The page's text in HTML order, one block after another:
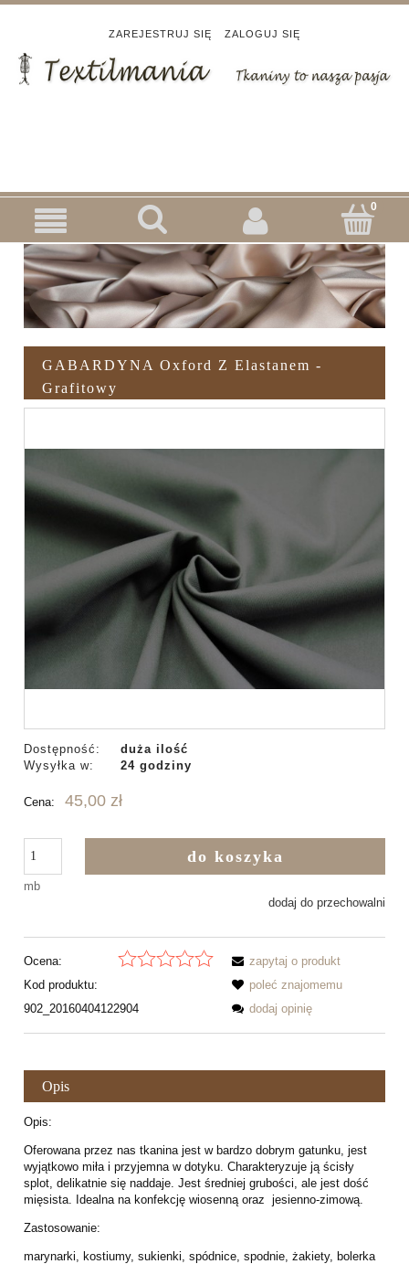
ZAREJESTRUJ SIĘ ZALOGUJ SIĘ
GABARDYNA Oxford Z Elastanem -
Grafitowy
Dostępność:
duża ilość
Wysyłka w:
24 godziny
Cena: 45,00 zł
mb
do koszyka
dodaj do przechowalni
Ocena:
Kod produktu:
902_20160404122904
zapytaj o produkt
poleć znajomemu
dodaj opinię
Opis
Opis:
Oferowana przez nas tkanina jest w bardzo dobrym gatunku, jest
wyjątkowo miła i przyjemna w dotyku. Charakteryzuje ją ścisły
splot, delikatnie się naddaje. Jest średniej grubości, ale jest dość
mięsista. Idealna na konfekcję wiosenną oraz jesienno-zimową.
Zastosowanie:
marynarki, kostiumy, sukienki, spódnice, spodnie, żakiety, bolerka